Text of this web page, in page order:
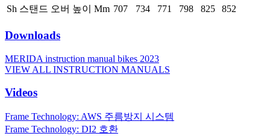
Sh 스탠드 오버 높이 Mm 707 734 771 798 825 852
Downloads
MERIDA instruction manual bikes 2023
VIEW ALL INSTRUCTION MANUALS
Videos
Frame Technology: AWS 주름방지 시스템
Frame Technology: DI2 호환